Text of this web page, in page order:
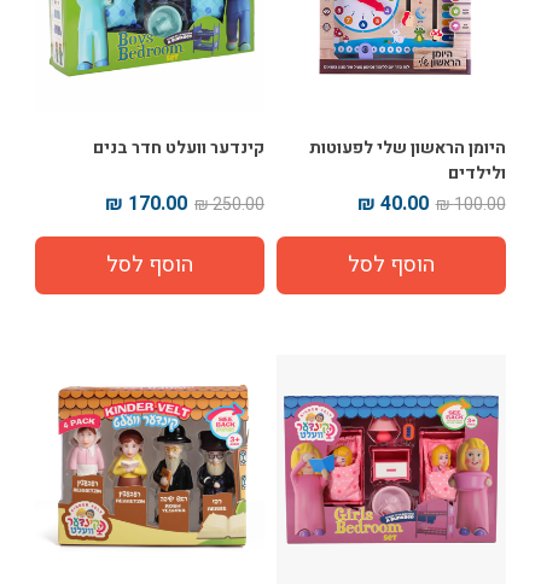
היומן הראשון שלי לפעוטות
ולילדים
100.00 ₪
40.00 ₪
קינדער וועלט חדר בנים
250.00 ₪
170.00 ₪